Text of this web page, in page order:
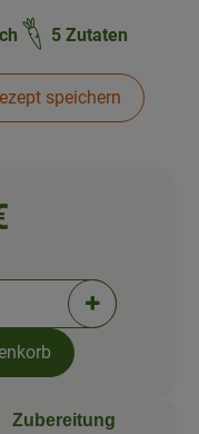
5 Zutaten
speichern
40 Portionen
Portionen
Zubereitung